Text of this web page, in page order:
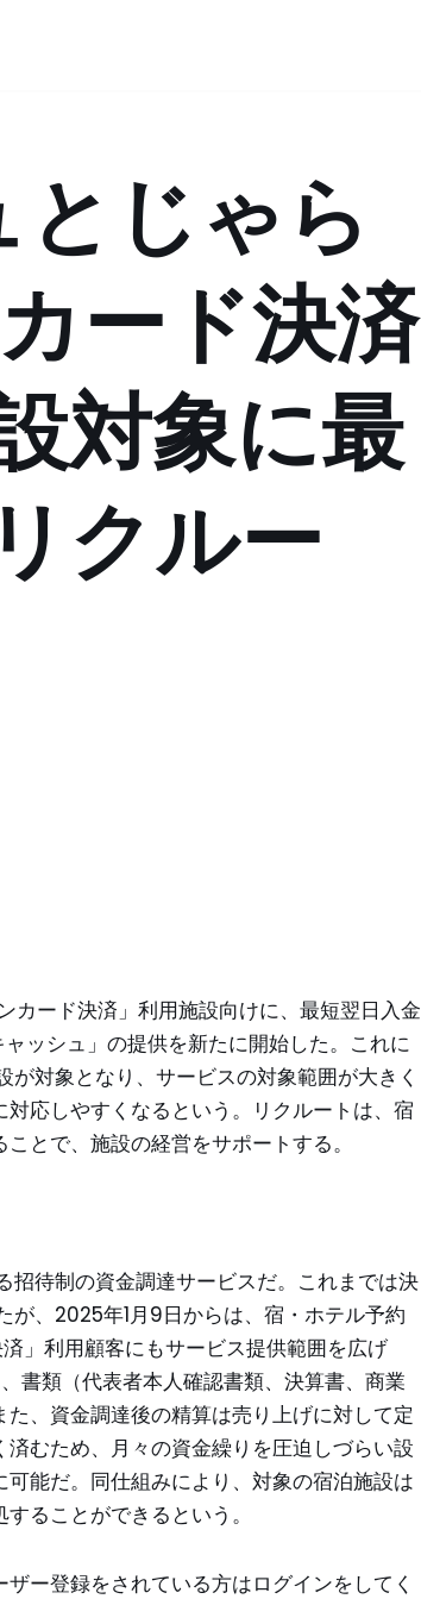
じゃら
ード決済
対象に最
クルー
カード決済」利用施設向けに、最短翌日入金
ッシュ」の提供を新たに開始した。これに
対象となり、サービスの対象範囲が大きく
応しやすくなるという。リクルートは、宿
とで、施設の経営をサポートする。
招待制の資金調達サービスだ。これまでは決
、2025年1月9日からは、宿・ホテル予約
」利用顧客にもサービス提供範囲を広げ
書類（代表者本人確認書類、決算書、商業
、資金調達後の精算は売り上げに対して定
むため、月々の資金繰りを圧迫しづらい設
能だ。同仕組みにより、対象の宿泊施設は
ることができるという。
ー登録をされている方はログインをしてく